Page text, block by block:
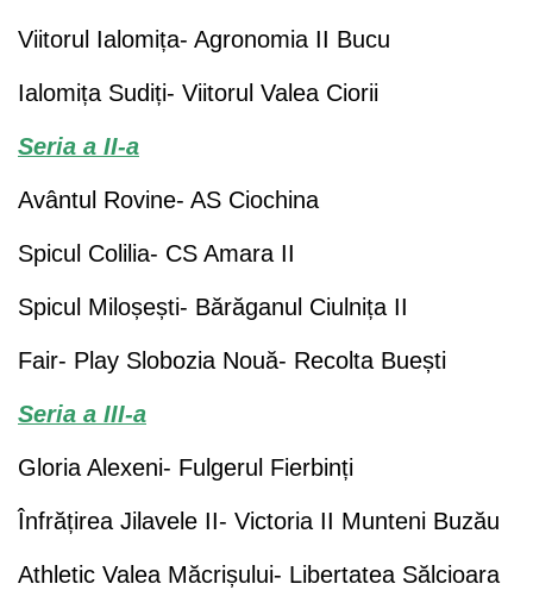
Viitorul Ialomița- Agronomia II Bucu
Ialomița Sudiți- Viitorul Valea Ciorii
Seria a II-a
Avântul Rovine- AS Ciochina
Spicul Colilia- CS Amara II
Spicul Miloșești- Bărăganul Ciulnița II
Fair- Play Slobozia Nouă- Recolta Buești
Seria a III-a
Gloria Alexeni- Fulgerul Fierbinți
Înfrățirea Jilavele II- Victoria II Munteni Buzău
Athletic Valea Măcrișului- Libertatea Sălcioara